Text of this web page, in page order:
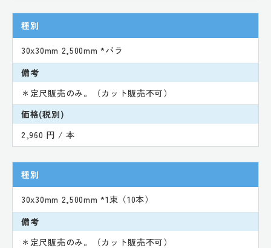
種別
30x30mm 2,500mm *バラ
備考
＊定尺販売のみ。（カット販売不可）
価格(税別)
2,960 円 / 本
種別
30x30mm 2,500mm *1束（10本）
備考
＊定尺販売のみ。（カット販売不可）